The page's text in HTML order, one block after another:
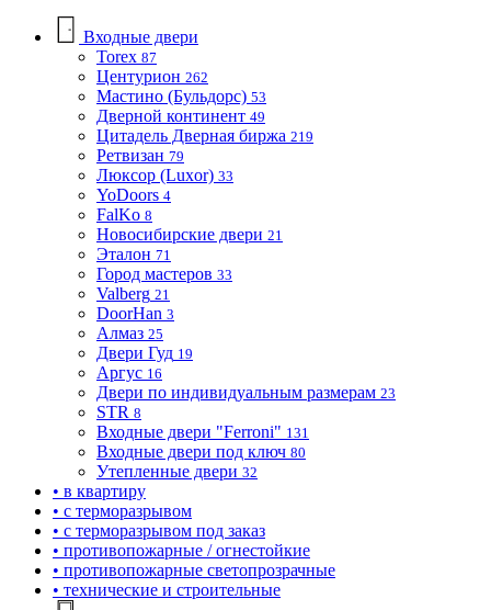
Входные двери
Torex 87
Центурион 262
Мастино (Бульдорс) 53
Дверной континент 49
Цитадель Дверная биржа 219
Ретвизан 79
Люксор (Luxor) 33
YoDoors 4
FalKo 8
Новосибирские двери 21
Эталон 71
Город мастеров 33
Valberg 21
DoorHan 3
Алмаз 25
Двери Гуд 19
Аргус 16
Двери по индивидуальным размерам 23
STR 8
Входные двери "Ferroni" 131
Входные двери под ключ 80
Утепленные двери 32
• в квартиру
• с терморазрывом
• с терморазрывом под заказ
• противопожарные / огнестойкие
• противопожарные светопрозрачные
• технические и строительные